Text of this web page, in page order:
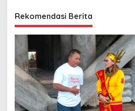
Rekomendasi Berita